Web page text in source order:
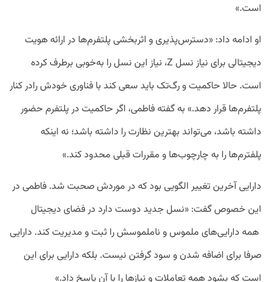
است.»
او ادامه داد: «دسترس‌پذیری و اثربخشی پلتفرم‌ها در ارائه هویت
دیجیتالی برای نیاز نسل Z، نیاز این نسل را به‌خوبی برطرف کرده
است. حالا حاکمیت و رگ‌تک باید سعی کند با فناوری خودش رادر کنار
پلتفرم‌ها قرار دهد.» به گفته فاطمی، اگر حاکمیت در پلتفرم حضور
داشته باشد، می‌تواند بهترین نظارت را داشته باشد؛ نه اینکه
پلفترم‌ها را به چارچوب‌ها و مقررات قبلی محدود کند.»
دارایی آخرین تغییر الگویی بود که در موردش صحبت شد. فاطمی در
این خصوص گفت: «نسل جدید دوست دارد در فضای دیجیتال
همه دارایی‌های ملموس و ناملموسش را ثبت و مدیریت کند. دارایی
صرفا برای اضافه شدن و سود گرفتن نیست. بلکه دارایی برای این
است که بشود همه تعاملات و نیاز‌ها را با آن پاسخ داد.»